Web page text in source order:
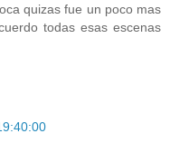
quizas fue un poco mas
todas esas escenas